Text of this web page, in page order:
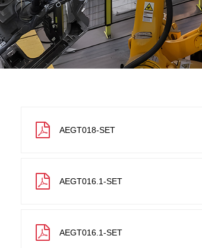
AEGT018-SET
AEGT016.1-SET
AEGT016.1-SET